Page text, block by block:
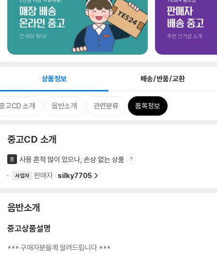
상품정보 배송/반품/교환
고CD 소개 음반소개 관련분류 품목정보
중고CD 소개
중 사용 흔적 많이 있으나, 손상 없는 상품
사업자 판매자 : silky7705
음반소개
중고상품설명
*** 구매자분들께 알려드립니다 ***